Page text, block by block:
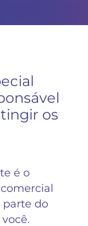
os
é o
parte do